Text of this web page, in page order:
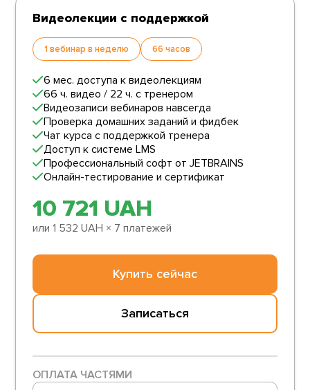
бонуси)
Видеолекции с поддержкой
1 вебинар в неделю 66 часов
6 мес. доступа к видеолекциям
66 ч. видео / 22 ч. с тренером
Видеозаписи вебинаров навсегда
Проверка домашних заданий и фидбек
Чат курса с поддержкой тренера
Доступ к системе LMS
Профессиональный софт от JETBRAINS
Онлайн-тестирование и сертификат
10 721 UAH
или1 532 UAH × 7 платежей
Купить сейчас
Записаться
ОПЛАТА ЧАСТЯМИ